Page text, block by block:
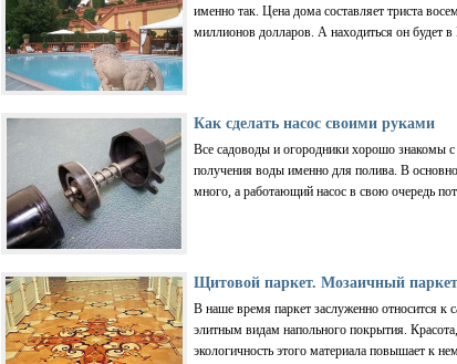
именно так. Цена дома составляет триста
миллионов долларов. А находиться он будет в
Как сделать насос своими руками
Все садоводы и огородники хорошо знакомы
получения воды именно для полива. В
много, а работающий насос в свою очередь
Щитовой паркет. Мозаичный
В наше время паркет заслуженно относится к
элитным видам напольного покрытия. Красота,
экологичность этого материала повышает к